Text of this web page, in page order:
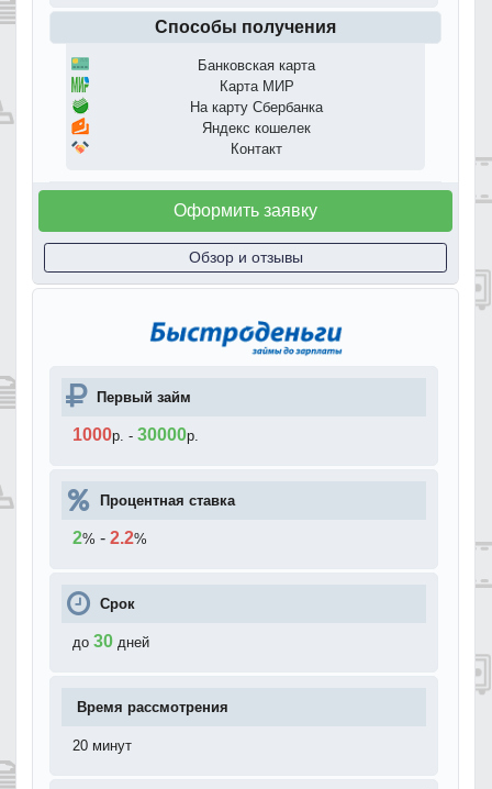
Способы получения
Банковская карта
Карта МИР
На карту Сбербанка
Яндекс кошелек
Контакт
Оформить заявку
Обзор и отзывы
Первый займ
1000р. - 30000р.
Процентная ставка
2% - 2.2%
Срок
до 30 дней
Время рассмотрения
20 минут